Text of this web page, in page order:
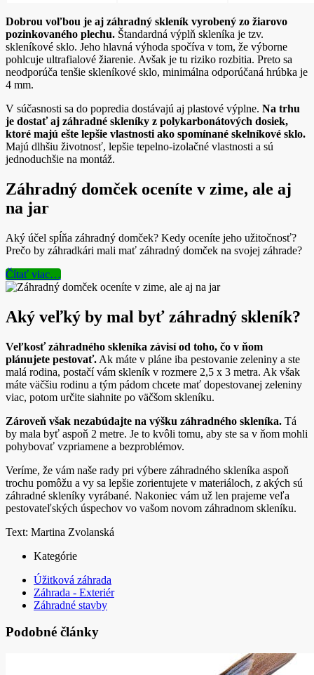
Dobrou voľbou je aj záhradný skleník vyrobený zo žiarovo
pozinkovaného plechu. Štandardná výplň skleníka je tzv.
skleníkové sklo. Jeho hlavná výhoda spočíva v tom, že výborne
pohlcuje ultrafialové žiarenie. Avšak je tu riziko rozbitia. Preto sa
neodporúča tenšie skleníkové sklo, minimálna odporúčaná hrúbka je
4 mm.
V súčasnosti sa do popredia dostávajú aj plastové výplne. Na trhu
je dostať aj záhradné skleníky z polykarbonátových dosiek,
ktoré majú ešte lepšie vlastnosti ako spomínané skelníkové sklo.
Majú dlhšiu životnosť, lepšie tepelno-izolačné vlastnosti a sú
jednoduchšie na montáž.
Záhradný domček oceníte v zime, ale aj
na jar
Aký účel spĺňa záhradný domček? Kedy oceníte jeho užitočnosť?
Prečo by záhradkári mali mať záhradný domček na svojej záhrade?
Čítať viac…
Aký veľký by mal byť záhradný skleník?
Veľkosť záhradného skleníka závisí od toho, čo v ňom
plánujete pestovať. Ak máte v pláne iba pestovanie zeleniny a ste
malá rodina, postačí vám skleník v rozmere 2,5 x 3 metra. Ak však
máte väčšiu rodinu a tým pádom chcete mať dopestovanej zeleniny
viac, potom určite siahnite po väčšom skleníku.
Zároveň však nezabúdajte na výšku záhradného skleníka. Tá
by mala byť aspoň 2 metre. Je to kvôli tomu, aby ste sa v ňom mohli
pohybovať vzpriamene a bezproblémov.
Veríme, že vám naše rady pri výbere záhradného skleníka aspoň
trochu pomôžu a vy sa lepšie zorientujete v materiáloch, z akých sú
záhradné skleníky vyrábané. Nakoniec vám už len prajeme veľa
pestovateľských úspechov vo vašom novom záhradnom skleníku.
Text: Martina Zvolanská
Kategórie
Úžitková záhrada
Záhrada - Exteriér
Záhradné stavby
Podobné články